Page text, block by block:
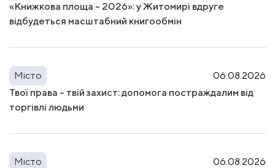
«Книжкова площа – 2026»: у Житомирі вдруге
відбудеться масштабний книгообмін
Місто
06.08.2026
Твої права – твій захист: допомога постраждалим від
торгівлі людьми
Місто
06.08.2026